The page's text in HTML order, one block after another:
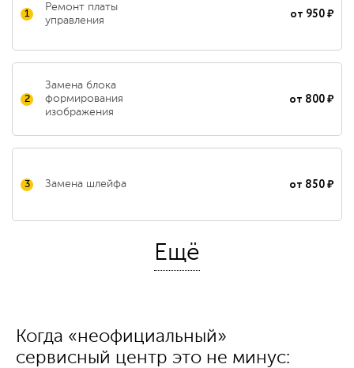
1
Ремонт платы
управления
от 950 ₽
2
Замена блока
формирования
изображения
от 800 ₽
3 Замена шлейфа от 850 ₽
Замена конденсаторов
5 Замена блока питания
Ещё
Когда «неофициальный»
сервисный центр это не минус: